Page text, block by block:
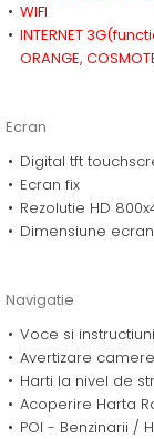
WIFI
INTERNET
ORANGE,
Ecran
Digital tft
Ecran fix
Rezolutie HD
Dimensiune
Navigatie
Voce si
Avertizare
Harti la nivel de
Acoperire Harta
POI - Benzinarii /